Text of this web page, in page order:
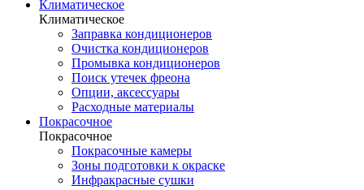
Климатическое
Климатическое
Заправка кондиционеров
Очистка кондиционеров
Промывка кондиционеров
Поиск утечек фреона
Опции, аксессуары
Расходные материалы
Покрасочное
Покрасочное
Покрасочные камеры
Зоны подготовки к окраске
Инфракрасные сушки